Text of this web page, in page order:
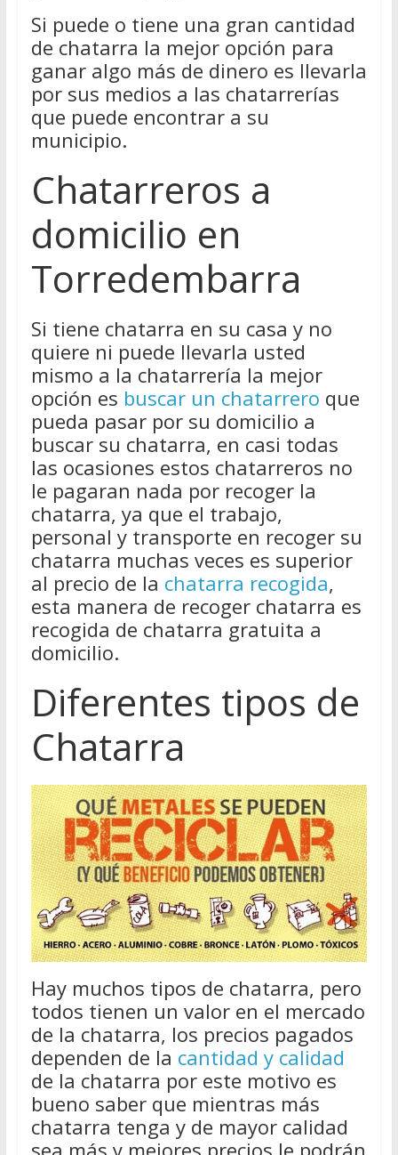
Si puede o tiene una gran cantidad
de chatarra la mejor opción para
ganar algo más de dinero es llevarla
por sus medios a las chatarrerías
que puede encontrar a su
municipio.
Chatarreros a
domicilio en
Torredembarra
Si tiene chatarra en su casa y no
quiere ni puede llevarla usted
mismo a la chatarrería la mejor
opción es buscar un chatarrero que
pueda pasar por su domicilio a
buscar su chatarra, en casi todas
las ocasiones estos chatarreros no
le pagaran nada por recoger la
chatarra, ya que el trabajo,
personal y transporte en recoger su
chatarra muchas veces es superior
al precio de la chatarra recogida,
esta manera de recoger chatarra es
recogida de chatarra gratuita a
domicilio.
Diferentes tipos de
Chatarra
Hay muchos tipos de chatarra, pero
todos tienen un valor en el mercado
de la chatarra, los precios pagados
dependen de la cantidad y calidad
de la chatarra por este motivo es
bueno saber que mientras más
chatarra tenga y de mayor calidad
sea más y mejores precios le podrán